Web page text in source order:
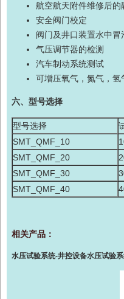
航空航天附件维修后的
安全阀门校定
阀门及井口装置水中冒
气压调节器的检测
汽车制动系统测试
可增压氧气，氮气，
六、型号选择
型号选择
SMT_QMF_10
SMT_QMF_20
SMT_QMF_30
SMT_QMF_40
相关产品：
水压试验系统-井控设备水压试验